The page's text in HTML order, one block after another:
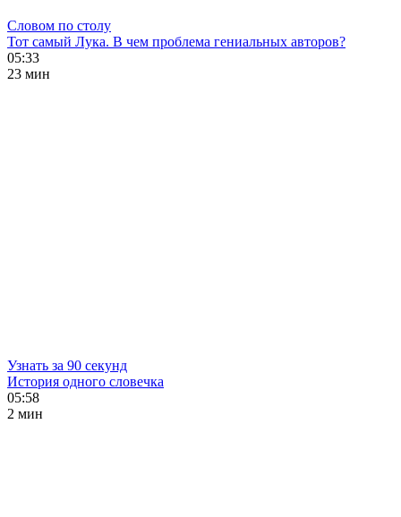
Словом по столу
Тот самый Лука. В чем проблема гениальных авторов?
05:33
23 мин
Узнать за 90 секунд
История одного словечка
05:58
2 мин